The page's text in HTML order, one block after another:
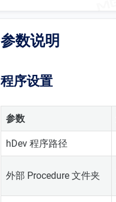
参数说明
程序设置
参数
hDev 程序路径
外部 Procedure 文件夹